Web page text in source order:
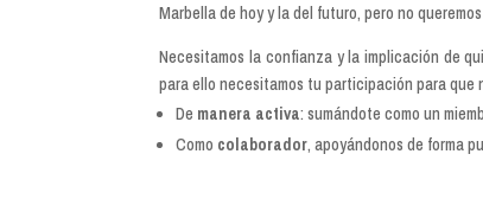
Marbella de hoy y la del futuro, pero no
Necesitamos la confianza y la implicación de
para ello necesitamos tu participación para que
De manera activa: sumándote como un
Como colaborador, apoyándonos de forma